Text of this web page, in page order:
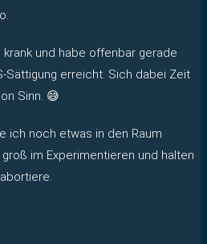
krank und habe offenbar gerade
Sättigung erreicht. Sich dabei Zeit
Sinn. 😅
ich noch etwas in den Raum
im Experimentieren und halten